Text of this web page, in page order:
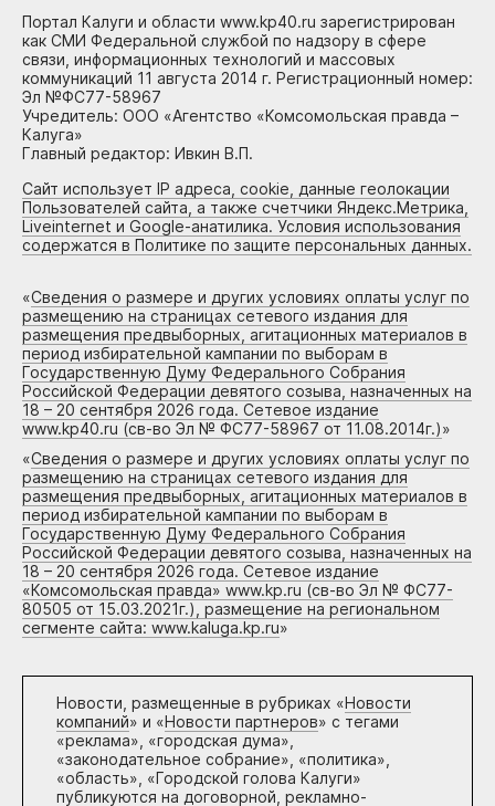
Портал Калуги и области www.kp40.ru зарегистрирован
как СМИ Федеральной службой по надзору в сфере
связи, информационных технологий и массовых
коммуникаций 11 августа 2014 г. Регистрационный номер:
Эл №ФС77-58967
Учредитель: ООО «Агентство «Комсомольская правда –
Калуга»
Главный редактор: Ивкин В.П.
Сайт использует IP адреса, cookie, данные геолокации
Пользователей сайта, а также счетчики Яндекс.Метрика,
Liveinternet и Google-анатилика. Условия использования
содержатся в Политике по защите персональных данных.
«Сведения о размере и других условиях оплаты услуг по
размещению на страницах сетевого издания для
размещения предвыборных, агитационных материалов в
период избирательной кампании по выборам в
Государственную Думу Федерального Собрания
Российской Федерации девятого созыва, назначенных на
18 – 20 сентября 2026 года. Сетевое издание
www.kp40.ru (св-во Эл № ФС77-58967 от 11.08.2014г.)»
«Сведения о размере и других условиях оплаты услуг по
размещению на страницах сетевого издания для
размещения предвыборных, агитационных материалов в
период избирательной кампании по выборам в
Государственную Думу Федерального Собрания
Российской Федерации девятого созыва, назначенных на
18 – 20 сентября 2026 года. Сетевое издание
«Комсомольская правда» www.kp.ru (св-во Эл № ФС77-
80505 от 15.03.2021г.), размещение на региональном
сегменте сайта: www.kaluga.kp.ru»
Новости, размещенные в рубриках «Новости
компаний» и «Новости партнеров» с тегами
«реклама», «городская дума»,
«законодательное собрание», «политика»,
«область», «Городской голова Калуги»
публикуются на договорной, рекламно-